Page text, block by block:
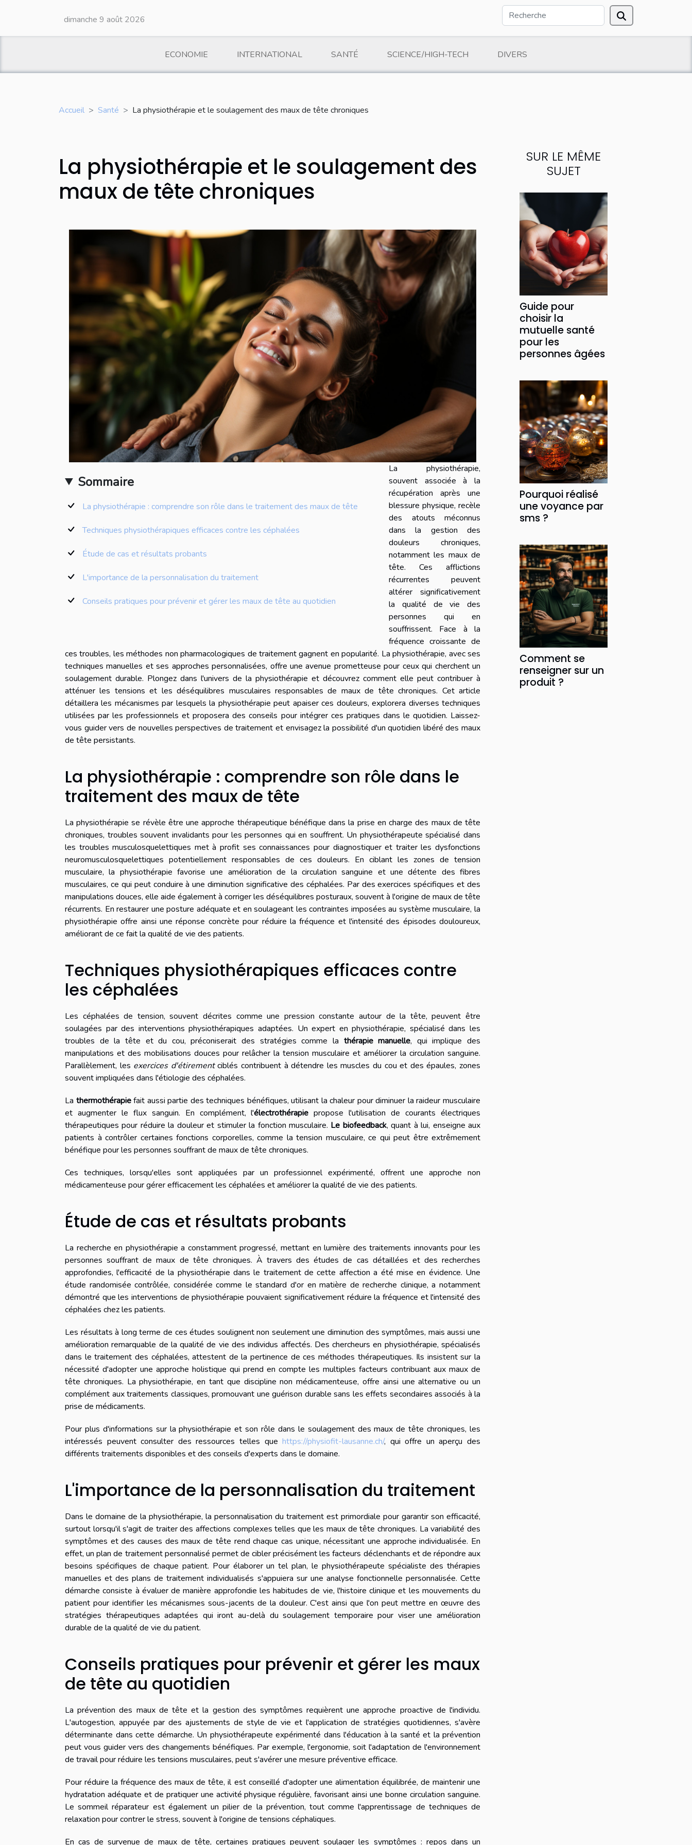
dimanche 9 août 2026
ECONOMIE INTERNATIONAL SANTÉ SCIENCE/HIGH-TECH DIVERS
Accueil Santé La physiothérapie et le soulagement des maux de tête chroniques
La physiothérapie et le soulagement des
maux de tête chroniques
Sommaire
La physiothérapie : comprendre son rôle dans le traitement des maux de tête
Techniques physiothérapiques efficaces contre les céphalées
Étude de cas et résultats probants
L'importance de la personnalisation du traitement
Conseils pratiques pour prévenir et gérer les maux de tête au quotidien
La physiothérapie,
souvent associée à la
récupération après une
blessure physique, recèle
des atouts méconnus
dans la gestion des
douleurs chroniques,
notamment les maux de
tête. Ces afflictions
récurrentes peuvent
altérer significativement
la qualité de vie des
personnes qui en
souffrissent. Face à la
fréquence croissante de
ces troubles, les méthodes non pharmacologiques de traitement gagnent en popularité. La physiothérapie, avec ses
techniques manuelles et ses approches personnalisées, offre une avenue prometteuse pour ceux qui cherchent un
soulagement durable. Plongez dans l'univers de la physiothérapie et découvrez comment elle peut contribuer à
atténuer les tensions et les déséquilibres musculaires responsables de maux de tête chroniques. Cet article
détaillera les mécanismes par lesquels la physiothérapie peut apaiser ces douleurs, explorera diverses techniques
utilisées par les professionnels et proposera des conseils pour intégrer ces pratiques dans le quotidien. Laissez-
vous guider vers de nouvelles perspectives de traitement et envisagez la possibilité d'un quotidien libéré des maux
de tête persistants.
La physiothérapie : comprendre son rôle dans le
traitement des maux de tête
La physiothérapie se révèle être une approche thérapeutique bénéfique dans la prise en charge des maux de tête
chroniques, troubles souvent invalidants pour les personnes qui en souffrent. Un physiothérapeute spécialisé dans
les troubles musculosquelettiques met à profit ses connaissances pour diagnostiquer et traiter les dysfonctions
neuromusculosquelettiques potentiellement responsables de ces douleurs. En ciblant les zones de tension
musculaire, la physiothérapie favorise une amélioration de la circulation sanguine et une détente des fibres
musculaires, ce qui peut conduire à une diminution significative des céphalées. Par des exercices spécifiques et des
manipulations douces, elle aide également à corriger les déséquilibres posturaux, souvent à l'origine de maux de tête
récurrents. En restaurer une posture adéquate et en soulageant les contraintes imposées au système musculaire, la
physiothérapie offre ainsi une réponse concrète pour réduire la fréquence et l'intensité des épisodes douloureux,
améliorant de ce fait la qualité de vie des patients.
Techniques physiothérapiques efficaces contre
les céphalées
Les céphalées de tension, souvent décrites comme une pression constante autour de la tête, peuvent être
soulagées par des interventions physiothérapiques adaptées. Un expert en physiothérapie, spécialisé dans les
troubles de la tête et du cou, préconiserait des stratégies comme la thérapie manuelle, qui implique des
manipulations et des mobilisations douces pour relâcher la tension musculaire et améliorer la circulation sanguine.
Parallèlement, les exercices d'étirementciblés contribuent à détendre les muscles du cou et des épaules, zones
souvent impliquées dans l'étiologie des céphalées.
La thermothérapiefait aussi partie des techniques bénéfiques, utilisant la chaleur pour diminuer la raideur musculaire
et augmenter le flux sanguin. En complément, l'électrothérapie propose l'utilisation de courants électriques
thérapeutiques pour réduire la douleur et stimuler la fonction musculaire. Le biofeedback, quant à lui, enseigne aux
patients à contrôler certaines fonctions corporelles, comme la tension musculaire, ce qui peut être extrêmement
bénéfique pour les personnes souffrant de maux de tête chroniques.
Ces techniques, lorsqu'elles sont appliquées par un professionnel expérimenté, offrent une approche non
médicamenteuse pour gérer efficacement les céphalées et améliorer la qualité de vie des patients.
Étude de cas et résultats probants
La recherche en physiothérapie a constamment progressé, mettant en lumière des traitements innovants pour les
personnes souffrant de maux de tête chroniques. À travers des études de cas détaillées et des recherches
approfondies, l'efficacité de la physiothérapie dans le traitement de cette affection a été mise en évidence. Une
étude randomisée contrôlée, considérée comme le standard d'or en matière de recherche clinique, a notamment
démontré que les interventions de physiothérapie pouvaient significativement réduire la fréquence et l'intensité des
céphalées chez les patients.
Les résultats à long terme de ces études soulignent non seulement une diminution des symptômes, mais aussi une
amélioration remarquable de la qualité de vie des individus affectés. Des chercheurs en physiothérapie, spécialisés
dans le traitement des céphalées, attestent de la pertinence de ces méthodes thérapeutiques. Ils insistent sur la
nécessité d'adopter une approche holistique qui prend en compte les multiples facteurs contribuant aux maux de
tête chroniques. La physiothérapie, en tant que discipline non médicamenteuse, offre ainsi une alternative ou un
complément aux traitements classiques, promouvant une guérison durable sans les effets secondaires associés à la
prise de médicaments.
Pour plus d'informations sur la physiothérapie et son rôle dans le soulagement des maux de tête chroniques, les
intéressés peuvent consulter des ressources telles quehttps://physiofit-lausanne.ch/, qui offre un aperçu des
différents traitements disponibles et des conseils d'experts dans le domaine.
L'importance de la personnalisation du traitement
Dans le domaine de la physiothérapie, la personnalisation du traitement est primordiale pour garantir son efficacité,
surtout lorsqu'il s'agit de traiter des affections complexes telles que les maux de tête chroniques. La variabilité des
symptômes et des causes des maux de tête rend chaque cas unique, nécessitant une approche individualisée. En
effet, un plan de traitement personnalisé permet de cibler précisément les facteurs déclenchants et de répondre aux
besoins spécifiques de chaque patient. Pour élaborer un tel plan, le physiothérapeute spécialiste des thérapies
manuelles et des plans de traitement individualisés s'appuiera sur une analyse fonctionnelle personnalisée. Cette
démarche consiste à évaluer de manière approfondie les habitudes de vie, l'histoire clinique et les mouvements du
patient pour identifier les mécanismes sous-jacents de la douleur. C'est ainsi que l'on peut mettre en œuvre des
stratégies thérapeutiques adaptées qui iront au-delà du soulagement temporaire pour viser une amélioration
durable de la qualité de vie du patient.
Conseils pratiques pour prévenir et gérer les maux
de tête au quotidien
La prévention des maux de tête et la gestion des symptômes requièrent une approche proactive de l'individu.
L'autogestion, appuyée par des ajustements de style de vie et l'application de stratégies quotidiennes, s'avère
déterminante dans cette démarche. Un physiothérapeute expérimenté dans l'éducation à la santé et la prévention
peut vous guider vers des changements bénéfiques. Par exemple, l'ergonomie, soit l'adaptation de l'environnement
de travail pour réduire les tensions musculaires, peut s'avérer une mesure préventive efficace.
Pour réduire la fréquence des maux de tête, il est conseillé d'adopter une alimentation équilibrée, de maintenir une
hydratation adéquate et de pratiquer une activité physique régulière, favorisant ainsi une bonne circulation sanguine.
Le sommeil réparateur est également un pilier de la prévention, tout comme l'apprentissage de techniques de
relaxation pour contrer le stress, souvent à l'origine de tensions céphaliques.
En cas de survenue de maux de tête, certaines pratiques peuvent soulager les symptômes : repos dans un
SUR LE MÊME
SUJET
Guide pour
choisir la
mutuelle santé
pour les
personnes âgées
Pourquoi réalisé
une voyance par
sms ?
Comment se
renseigner sur un
produit ?